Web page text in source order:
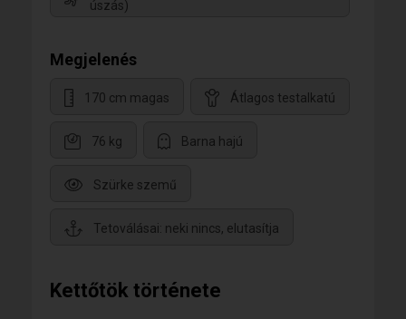
Kettőtök története
úszás)
Megjelenés
170 cm magas Átlagos testalkatú
76 kg Barna hajú
Szürke szemű
Tetoválásai: neki nincs, elutasítja